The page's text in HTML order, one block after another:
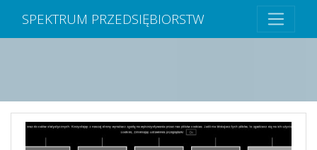
SPEKTRUM PRZEDSIĘBIORSTW